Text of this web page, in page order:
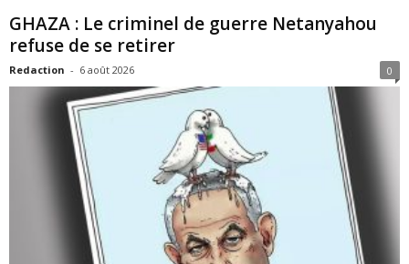
GHAZA : Le criminel de guerre Netanyahou
refuse de se retirer
Redaction - 6 août 2026 0